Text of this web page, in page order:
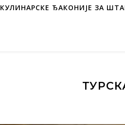
КУЛИНАРСКЕ ЂАКОНИЈЕ ЗА